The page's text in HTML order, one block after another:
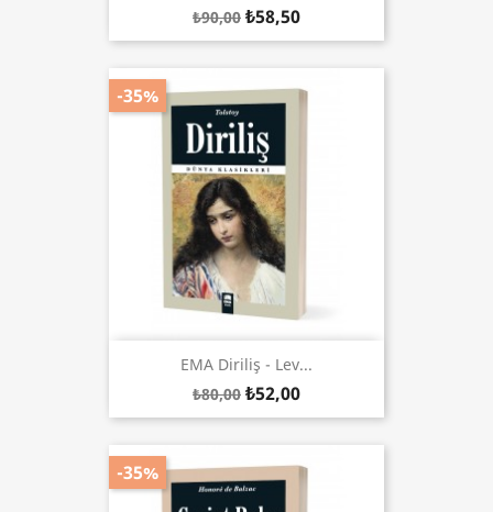
₺90,00 ₺58,50
EMA Diriliş - Lev...
₺80,00 ₺52,00
-35%
-35%